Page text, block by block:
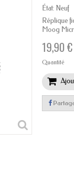
État: Neuf
Réplique
Moog
19,90 €
Quantité